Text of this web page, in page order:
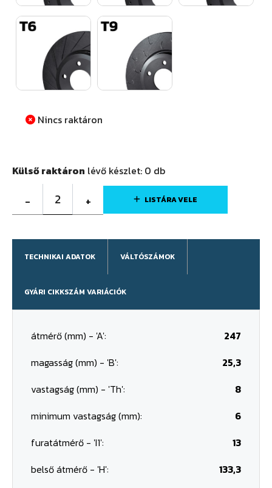
Nincs raktáron
Külső raktáron lévő készlet: 0 db
- 2 + LISTÁRA VELE
TECHNIKAI ADATOK VÁLTÓSZÁMOK
GYÁRI CIKKSZÁM VARIÁCIÓK
átmérő (mm) - 'A':
247
magasság (mm) - 'B':
25,3
vastagság (mm) - 'Th':
8
minimum vastagság (mm):
6
furatátmérő - 'I1':
13
belső átmérő - 'H':
133,3